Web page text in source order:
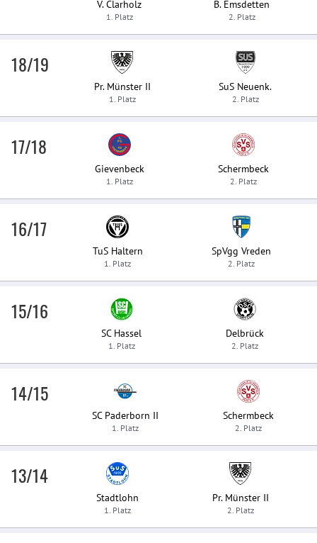
V. Clarholz
1. Platz
B. Emsdetten
2. Platz
18/19
Pr. Münster II
1. Platz
SuS Neuenk.
2. Platz
17/18
Gievenbeck
1. Platz
Schermbeck
2. Platz
16/17
TuS Haltern
1. Platz
SpVgg Vreden
2. Platz
15/16
SC Hassel
1. Platz
Delbrück
2. Platz
14/15
SC Paderborn II
1. Platz
Schermbeck
2. Platz
13/14
Stadtlohn
1. Platz
Pr. Münster II
2. Platz